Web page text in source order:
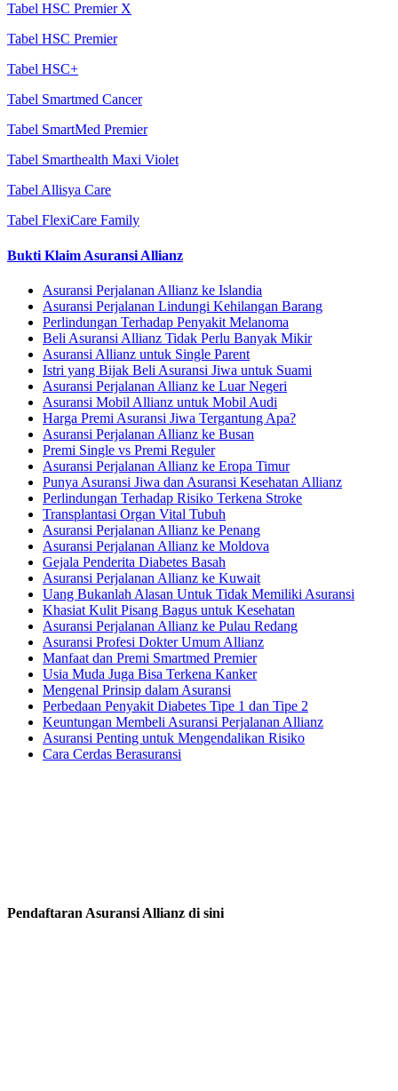
Tabel HSC Premier X
Tabel HSC Premier
Tabel HSC+
Tabel Smartmed Cancer
Tabel SmartMed Premier
Tabel Smarthealth Maxi Violet
Tabel Allisya Care
Tabel FlexiCare Family
Bukti Klaim Asuransi Allianz
Asuransi Perjalanan Allianz ke Islandia
Asuransi Perjalanan Lindungi Kehilangan Barang
Perlindungan Terhadap Penyakit Melanoma
Beli Asuransi Allianz Tidak Perlu Banyak Mikir
Asuransi Allianz untuk Single Parent
Istri yang Bijak Beli Asuransi Jiwa untuk Suami
Asuransi Perjalanan Allianz ke Luar Negeri
Asuransi Mobil Allianz untuk Mobil Audi
Harga Premi Asuransi Jiwa Tergantung Apa?
Asuransi Perjalanan Allianz ke Busan
Premi Single vs Premi Reguler
Asuransi Perjalanan Allianz ke Eropa Timur
Punya Asuransi Jiwa dan Asuransi Kesehatan Allianz
Perlindungan Terhadap Risiko Terkena Stroke
Transplantasi Organ Vital Tubuh
Asuransi Perjalanan Allianz ke Penang
Asuransi Perjalanan Allianz ke Moldova
Gejala Penderita Diabetes Basah
Asuransi Perjalanan Allianz ke Kuwait
Uang Bukanlah Alasan Untuk Tidak Memiliki Asuransi
Khasiat Kulit Pisang Bagus untuk Kesehatan
Asuransi Perjalanan Allianz ke Pulau Redang
Asuransi Profesi Dokter Umum Allianz
Manfaat dan Premi Smartmed Premier
Usia Muda Juga Bisa Terkena Kanker
Mengenal Prinsip dalam Asuransi
Perbedaan Penyakit Diabetes Tipe 1 dan Tipe 2
Keuntungan Membeli Asuransi Perjalanan Allianz
Asuransi Penting untuk Mengendalikan Risiko
Cara Cerdas Berasuransi
Pendaftaran Asuransi Allianz di sini